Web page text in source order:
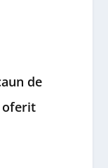
de
oferit